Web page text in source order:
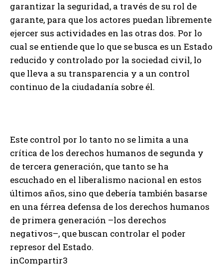
garantizar la seguridad, a través de su rol de
garante, para que los actores puedan libremente
ejercer sus actividades en las otras dos. Por lo
cual se entiende que lo que se busca es un Estado
reducido y controlado por la sociedad civil, lo
que lleva a su transparencia y a un control
continuo de la ciudadanía sobre él.
Este control por lo tanto no se limita a una
crítica de los derechos humanos de segunda y
de tercera generación, que tanto se ha
escuchado en el liberalismo nacional en estos
últimos años, sino que debería también basarse
en una férrea defensa de los derechos humanos
de primera generación –los derechos
negativos–, que buscan controlar el poder
represor del Estado.
inCompartir3